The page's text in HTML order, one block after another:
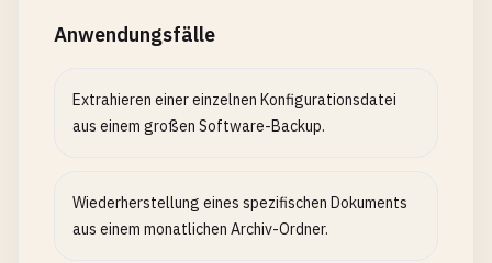
Anwendungsfälle
Extrahieren einer einzelnen Konfigurationsdatei
aus einem großen Software-Backup.
Wiederherstellung eines spezifischen Dokuments
aus einem monatlichen Archiv-Ordner.